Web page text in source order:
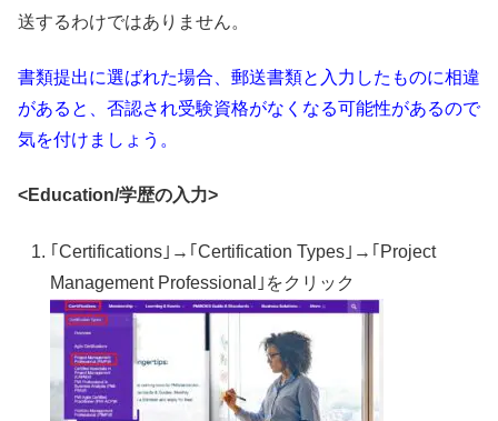
送するわけではありません。
書類提出に選ばれた場合、郵送書類と入力したものに相違
があると、否認され受験資格がなくなる可能性があるので
気を付けましょう。
<Education/学歴の入力>
｢Certifications｣→｢Certification Types｣→｢Project
Management Professional｣をクリック